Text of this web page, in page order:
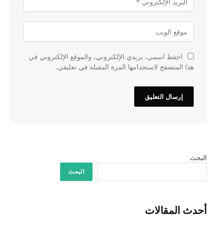
احفظ اسمي، بريدي الإلكتروني، والموقع الإلكتروني في
هذا المتصفح لاستخدامها المرة المقبلة في تعليقي.
البحث
البحث
أحدث المقالات